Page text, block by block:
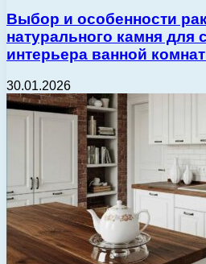
Выбор и особенности
натурального камня для
интерьера ванной
30.01.2026